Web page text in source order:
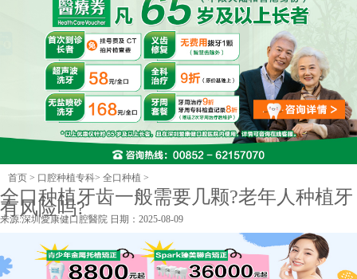
首页 > 口腔种植专科> 全口种植 >
全口种植牙齿一般需要几颗?老年人种植牙
有风险吗?
来源:深圳愛康健口腔醫院 日期：2025-08-09